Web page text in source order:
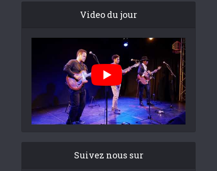
Video du jour
Suivez nous sur